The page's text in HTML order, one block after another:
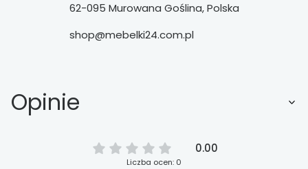
62-095 Murowana Goślina, Polska
shop@mebelki24.com.pl
Opinie
0.00
Liczba ocen: 0